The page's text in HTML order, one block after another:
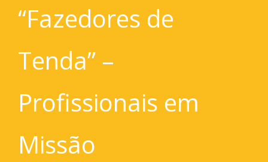
“Fazedores de
Tenda” –
Profissionais em
Missão